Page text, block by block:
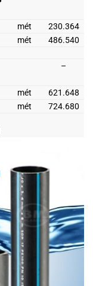
mét
230.364
mét 486.540
–
mét
621.648
mét 724.680